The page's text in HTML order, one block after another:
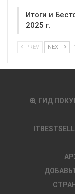
Итоги и
2025 г.
PREV NEXT
ГИД